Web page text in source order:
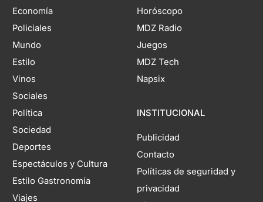
Economía
Policiales
Mundo
Estilo
Vinos
Sociales
Política
Sociedad
Deportes
Espectáculos y Cultura
Estilo Gastronomía
Viajes
Horóscopo
MDZ Radio
Juegos
MDZ Tech
Napsix
INSTITUCIONAL
Publicidad
Contacto
Políticas de seguridad y
privacidad